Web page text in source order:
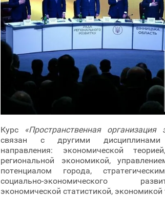
Курс «Пространственная организация
связан с другими дисциплинами
направления: экономической
региональной экономикой,
потенциалом города,
социально-экономического
экономической статистикой, экономикой